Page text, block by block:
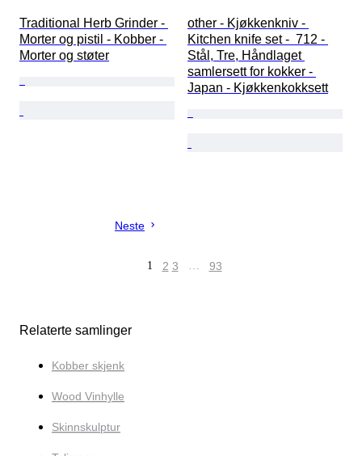
Traditional Herb Grinder -
Morter og pistil - Kobber -
Morter og støter
other - Kjøkkenkniv -
Kitchen knife set -  712 -
Stål, Tre, Håndlaget
samlersett for kokker -
Japan - Kjøkkenkokksett
Neste
1 2 3 … 93
Relaterte samlinger
Kobber skjenk
Wood Vinhylle
Skinnskulptur